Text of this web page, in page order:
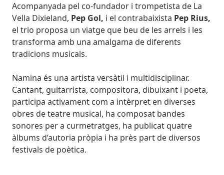
Acompanyada pel co-fundador i trompetista de La
Vella Dixieland, Pep Gol, i el contrabaixista Pep Rius,
el trio proposa un viatge que beu de les arrels i les
transforma amb una amalgama de diferents
tradicions musicals.
Namina és una artista versàtil i multidisciplinar.
Cantant, guitarrista, compositora, dibuixant i poeta,
participa activament com a intèrpret en diverses
obres de teatre musical, ha composat bandes
sonores per a curmetratges, ha publicat quatre
àlbums d’autoria pròpia i ha près part de diversos
festivals de poètica.